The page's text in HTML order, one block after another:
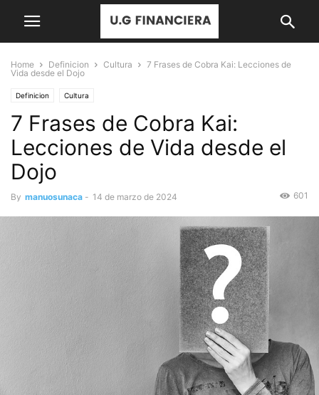
Home Definicion Cultura
7 Frases de Cobra Kai: Lecciones de
Vida desde el Dojo
Definicion Cultura
7 Frases de Cobra Kai:
Lecciones de Vida desde el
Dojo
By manuosunaca - 14 de marzo de 2024 601